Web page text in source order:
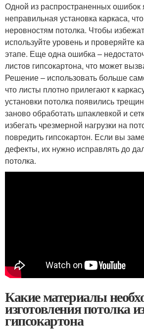
Одной из распространенных ошибок
неправильная установка каркаса,
неровностям потолка. Чтобы
используйте уровень и проверяйте
этапе. Еще одна ошибка –
листов гипсокартона, что может
Решение – использовать больше
что листы плотно прилегают к
установки потолка появились
заново обработать шпаклевкой и
избегать чрезмерной нагрузки на
повредить гипсокартон. Если вы
дефекты, их нужно исправлять до
потолка.
Какие материалы
изготовления потолка
гипсокартона